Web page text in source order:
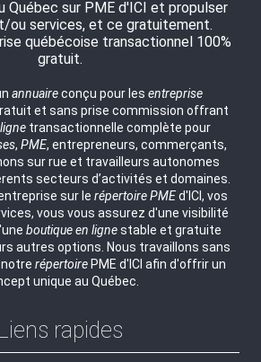
annuaireconçu pour les entreprise
et sans prise commission offrant
transactionnelle complète pour
, PME, entrepreneurs, commerçants,
sur rue et travailleurs autonomes
secteurs d’activités et domaines.
sur le répertoirePMEd'ICI, vos
vous vous assurez d'une visibilité
boutique en lignestable et gratuite
autres options. Nous travaillons sans
répertoirePME d'ICI afin d'offrir un
unique au Québec.
Liens rapides